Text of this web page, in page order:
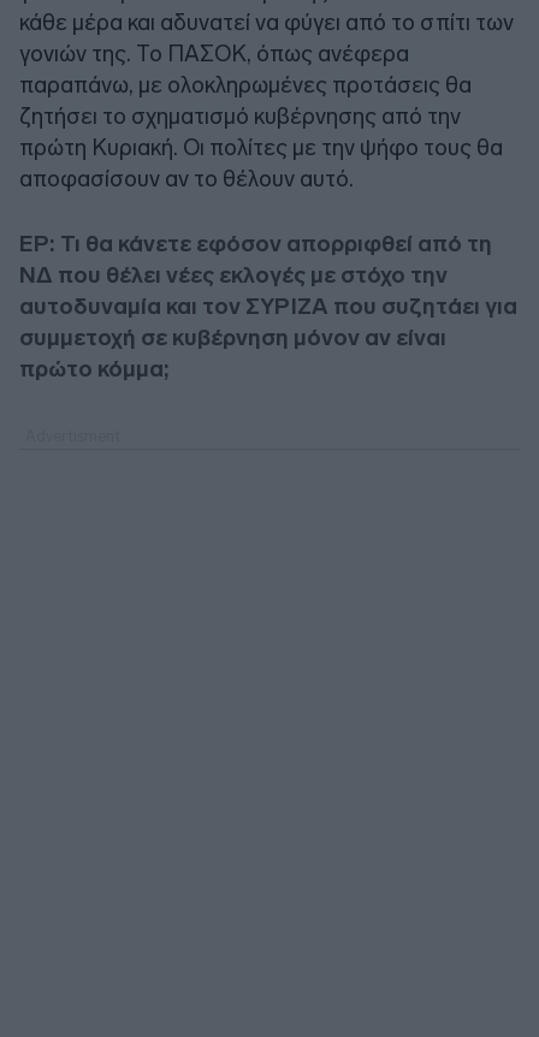
κάθε μέρα και αδυνατεί να φύγει από το σπίτι των
γονιών της. Το ΠΑΣΟΚ, όπως ανέφερα
παραπάνω, με ολοκληρωμένες προτάσεις θα
ζητήσει το σχηματισμό κυβέρνησης από την
πρώτη Κυριακή. Οι πολίτες με την ψήφο τους θα
αποφασίσουν αν το θέλουν αυτό.
ΕΡ: Τι θα κάνετε εφόσον απορριφθεί από τη
ΝΔ που θέλει νέες εκλογές με στόχο την
αυτοδυναμία και τον ΣΥΡΙΖΑ που συζητάει για
συμμετοχή σε κυβέρνηση μόνον αν είναι
πρώτο κόμμα;